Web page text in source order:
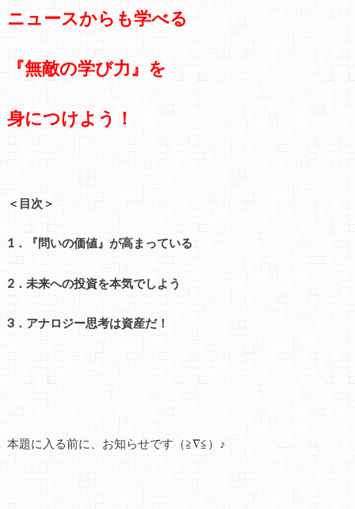
ニュースからも学べる
『無敵の学び力』を
身につけよう！
＜目次＞
1．『問いの価値』が高まっている
2．未来への投資を本気でしよう
3．アナロジー思考は資産だ！
本題に入る前に、お知らせです（≧∇≦）♪